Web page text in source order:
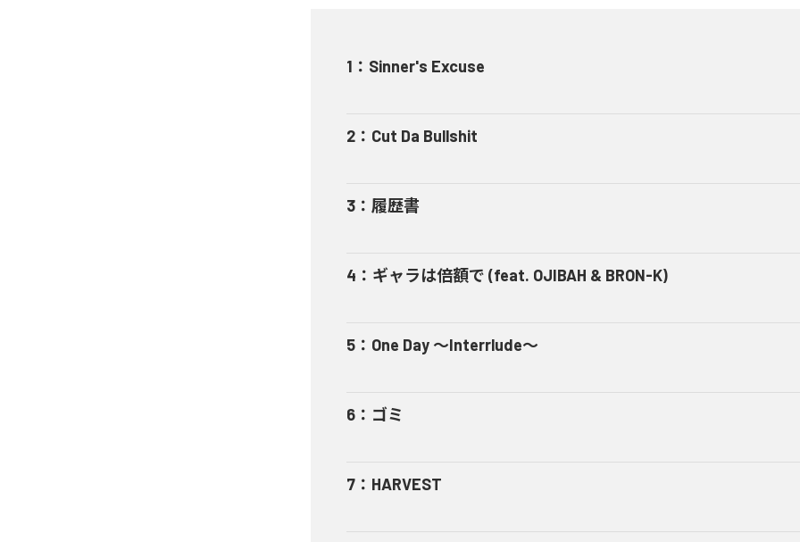
1 ： Sinner's Excuse
2 ： Cut Da Bullshit
3 ： 履歴書
4 ： ギャラは倍額で (feat. OJIBAH & BRON-K)
5 ： One Day ～Interrlude～
6 ： ゴミ
7 ： HARVEST